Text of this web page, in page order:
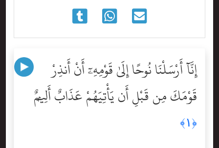
إِنَّآ أَرْسَلْنَا نُوحًا إِلَىٰ قَوْمِهِۦٓ أَنْ أَنذِرْ
قَوْمَكَ مِن قَبْلِ أَن يَأْتِيَهُمْ عَذَابٌ أَلِيمٌۭ
﴿١﴾